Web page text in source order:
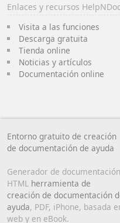
Enlaces y recursos HelpNDoc
Visita a las funciones
Descarga gratuita
Tienda online
Noticias y artículos
Documentación online
Entorno gratuito de creación
de documentación de ayuda
Generador de documentación
HTML herramienta de
creación de documentación
ayuda, PDF, iPhone, basada
web y en eBook.